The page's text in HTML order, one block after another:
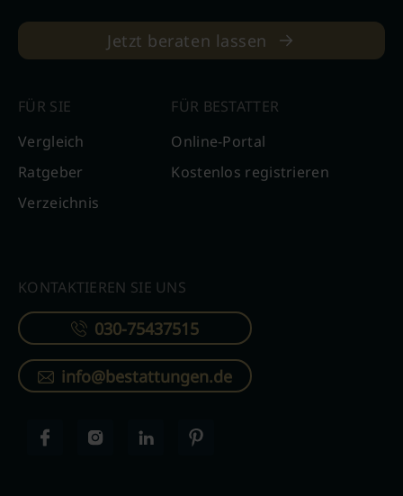
Jetzt beraten lassen
FÜR SIE
Vergleich
Ratgeber
Verzeichnis
FÜR BESTATTER
Online-Portal
Kostenlos registrieren
KONTAKTIEREN SIE UNS
030-75437515
info@bestattungen.de